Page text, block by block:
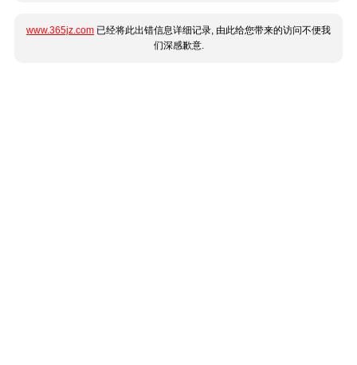
www.365jz.com 已经将此出错信息详细记录, 由此给您带来的访问不便我
们深感歉意.